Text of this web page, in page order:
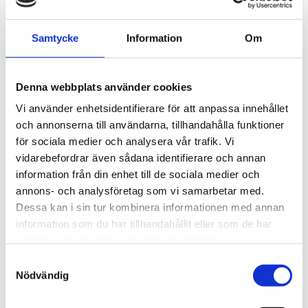
Samtycke Information Om
Denna webbplats använder cookies
Vi använder enhetsidentifierare för att anpassa innehållet
och annonserna till användarna, tillhandahålla funktioner
för sociala medier och analysera vår trafik. Vi
vidarebefordrar även sådana identifierare och annan
information från din enhet till de sociala medier och
annons- och analysföretag som vi samarbetar med.
Dessa kan i sin tur kombinera informationen med annan
information som du har tillhandahållit eller som de har
Nödvändig
Albin Steiner 21 oktober 2024
Hur påverkar takboxens form och storlek bilens
prestanda?